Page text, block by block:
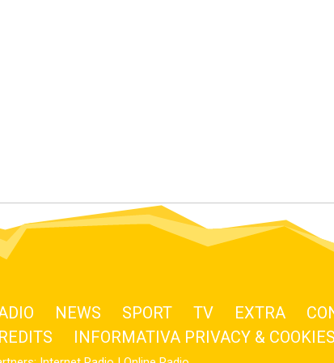
NEWS SPORT TV EXTRA
INFORMATIVA PRIVACY &